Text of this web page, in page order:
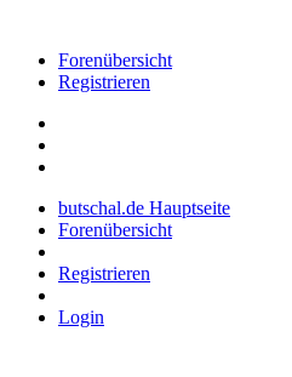
Forenübersicht
Registrieren
butschal.de Hauptseite
Forenübersicht
Registrieren
Login